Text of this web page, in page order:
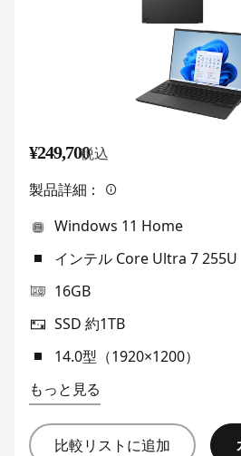
¥249,700税込
製品詳細：
Windows 11 Home
インテル Core Ultra 7 255U
16GB
SSD 約1TB
14.0型（1920×1200）
もっと見る
比較リストに追加